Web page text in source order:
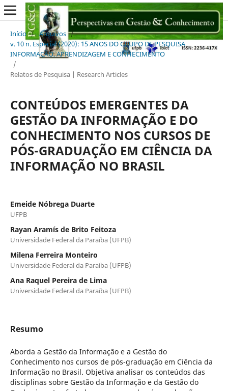
Início / Arquivos /
v. 10 n. Especial (2020): 15 ANOS DO GRUPO DE PESQUISA
INFORMAÇÃO, APRENDIZAGEM E CONHECIMENTO
/
Relatos de Pesquisa | Research Articles
CONTEÚDOS EMERGENTES DA
GESTÃO DA INFORMAÇÃO E DO
CONHECIMENTO NOS CURSOS DE
PÓS-GRADUAÇÃO EM CIÊNCIA DA
INFORMAÇÃO NO BRASIL
Emeide Nóbrega Duarte
UFPB
Rayan Aramís de Brito Feitoza
Universidade Federal da Paraíba (UFPB)
Milena Ferreira Monteiro
Universidade Federal da Paraíba (UFPB)
Ana Raquel Pereira de Lima
Universidade Federal da Paraíba (UFPB)
Resumo
Aborda a Gestão da Informação e a Gestão do
Conhecimento nos cursos de pós-graduação em Ciência da
Informação no Brasil. Objetiva analisar os conteúdos das
disciplinas sobre Gestão da Informação e da Gestão do